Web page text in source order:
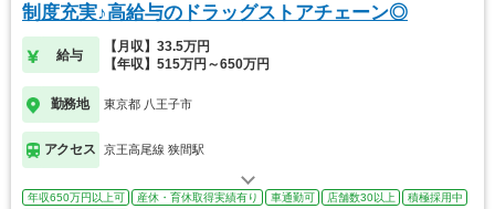
制度充実♪高給与のドラッグストアチェーン◎
給与
【月収】33.5万円
【年収】515万円～650万円
勤務地 東京都 八王子市
アクセス 京王高尾線 狭間駅
年収650万円以上可 産休・育休取得実績有り 車通勤可 店舗数30以上
積極採用中